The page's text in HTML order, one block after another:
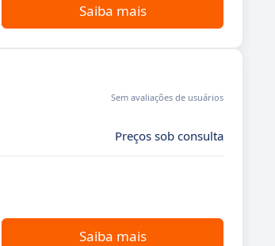
Saiba mais
Sem avaliações de usuários
Preços sob consulta
Saiba mais